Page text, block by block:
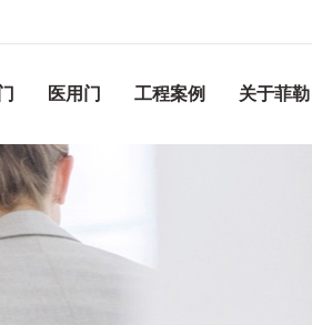
医用门 工程案例 关于菲勒